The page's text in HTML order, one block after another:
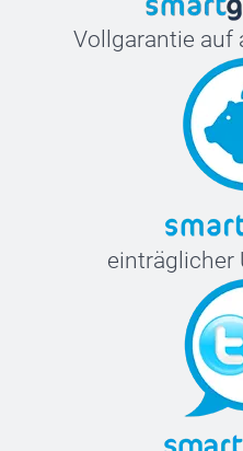
Vollgarantie auf
einträglicher